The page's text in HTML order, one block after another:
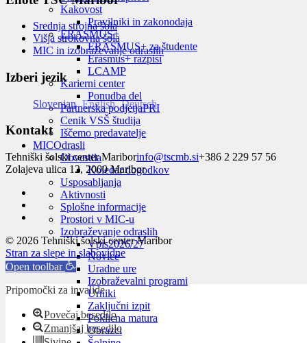
Kakovost
Pravilniki in zakonodaja
ERASMUS+
ERASMUS+ za študente
Erasmus+ razpisi
LCAMP
Karierni center
Ponudba del
Partnerska podjetjaPRI
Cenik VSŠ študija
Iščemo predavatelje
MICOdrasli
Obvestila
Koledar dogodkov
Usposabljanja
Aktivnosti
Splošne informacije
Prostori v MIC-u
Izobraževanje odraslih
Vpis2026/27
Novice
Uradne ure
Izobraževalni programi
Urniki
Zaključni izpit
Poklicna matura
Obrazci
Srednja strojna šola
Višja strokovna šola
MIC in izobraževanje odraslih
Izberi jezik
Slovenian English Deutsch
Kontakt
Tehniški šolski center Mariborinfo@tscmb.si+386 2 229 57 56
Zolajeva ulica 12, 2000 Maribor
© 2026 Tehniški šolski center Maribor
Stran za slepe in slabovidne
Open toolbar
Pripomočki za invalide
Povečaj besedilo
Zmanjšaj besedilo